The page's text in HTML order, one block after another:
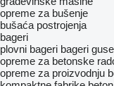
opreme za bušenje
bušaća postrojenja
bageri
plovni bageri bageri
opreme za betonske
opreme za proizvodnju